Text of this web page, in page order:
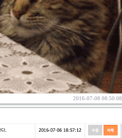
2016-07-08 08:50:08